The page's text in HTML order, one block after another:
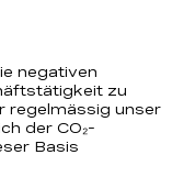
negativen
zu
regelmässig unser
der CO₂-
Basis